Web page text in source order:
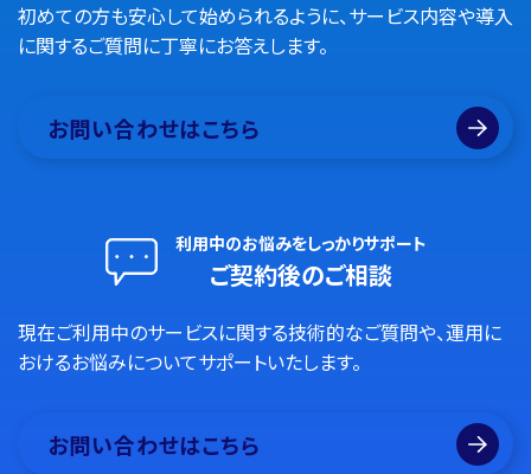
初めての方も安心して始められるように、サービス内容や導入
に関するご質問に丁寧にお答えします。
お問い合わせはこちら
利用中のお悩みをしっかりサポート
ご契約後のご相談
現在ご利用中のサービスに関する技術的なご質問や、運用に
おけるお悩みについてサポートいたします。
お問い合わせはこちら